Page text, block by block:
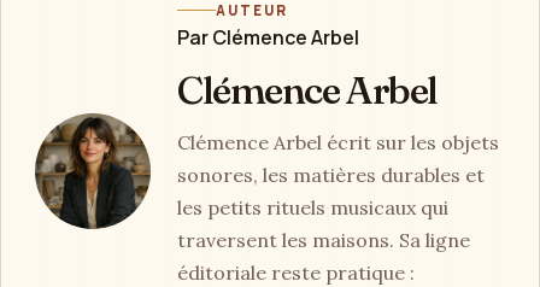
AUTEUR
Par Clémence Arbel
Clémence Arbel
Clémence Arbel écrit sur les objets
sonores, les matières durables et
les petits rituels musicaux qui
traversent les maisons. Sa ligne
éditoriale reste pratique :